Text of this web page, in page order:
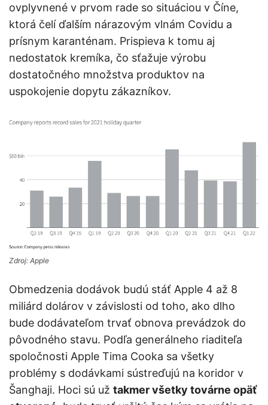
ovplyvnené v prvom rade so situáciou v Číne,
ktorá čelí ďalším nárazovým vlnám Covidu a
prísnym karanténam. Prispieva k tomu aj
nedostatok kremíka, čo sťažuje výrobu
dostatočného množstva produktov na
uspokojenie dopytu zákazníkov.
Zdroj: Apple
Obmedzenia dodávok budú stáť Apple 4 až 8
miliárd dolárov v závislosti od toho, ako dlho
bude dodávateľom trvať obnova prevádzok do
pôvodného stavu. Podľa generálneho riaditeľa
spoločnosti Apple Tima Cooka sa všetky
problémy s dodávkami sústreďujú na koridor v
Šanghaji. Hoci sú už takmer všetky továrne opäť